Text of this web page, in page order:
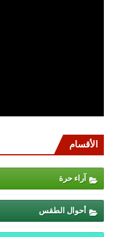
الأقسام
آراء حرة
أحوال الطقس